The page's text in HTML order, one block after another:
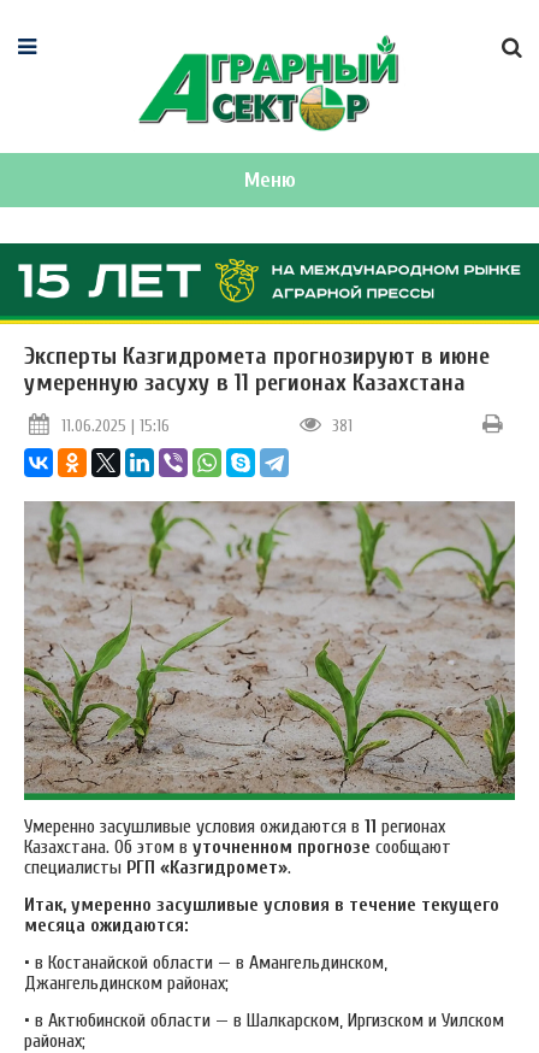
Меню
Эксперты Казгидромета прогнозируют в июне
умеренную засуху в 11 регионах Казахстана
11.06.2025 | 15:16 381
Умеренно засушливые условия ожидаются в 11 регионах
Казахстана. Об этом в уточненном прогнозе сообщают
специалисты РГП «Казгидромет».
Итак, умеренно засушливые условия в течение текущего
месяца ожидаются:
• в Костанайской области — в Амангельдинском,
Джангельдинском районах;
• в Актюбинской области — в Шалкарском, Иргизском и Уилском
районах;